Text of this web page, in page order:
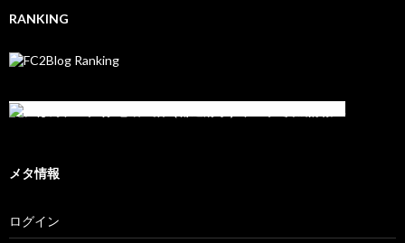
RANKING
メタ情報
ログイン